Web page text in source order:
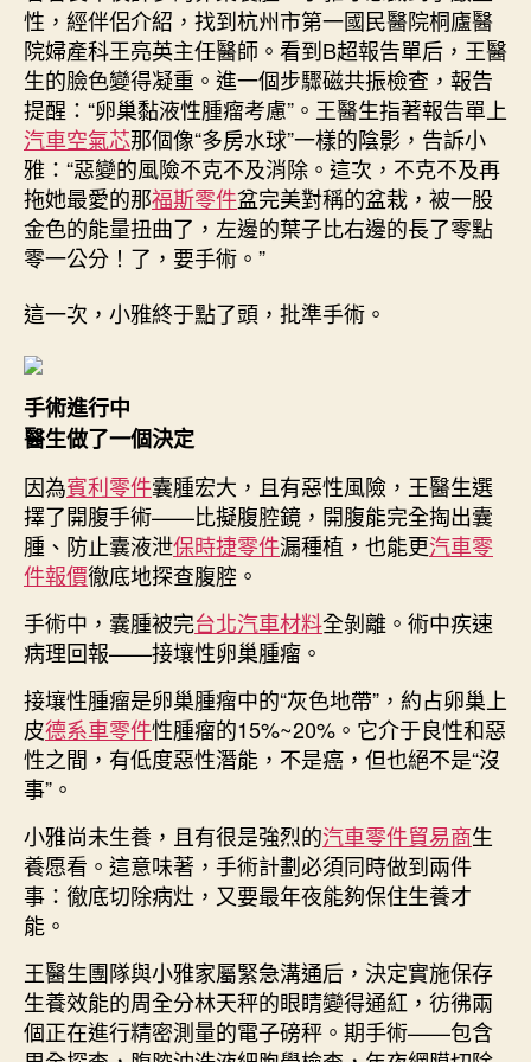
OSDER
奧
斯
德
材
料
報
價
留
意
性，經伴侶介紹，找到杭州市第一國民醫院桐廬醫
院婦產科王亮英主任醫師。看到B超報告單后，王醫
生的臉色變得凝重。進一個步驟磁共振檢查，報告
提醒：“卵巢黏液性腫瘤考慮”。王醫生指著報告單上
汽車空氣芯那個像“多房水球”一樣的陰影，告訴小
雅：“惡變的風險不克不及消除。這次，不克不及再
拖她最愛的那福斯零件盆完美對稱的盆栽，被一股
金色的能量扭曲了，左邊的葉子比右邊的長了零點
零一公分！了，要手術。”
這一次，小雅終于點了頭，批準手術。
手術進行中
醫生做了一個決定
因為賓利零件囊腫宏大，且有惡性風險，王醫生選
擇了開腹手術——比擬腹腔鏡，開腹能完全掏出囊
腫、防止囊液泄保時捷零件漏種植，也能更汽車零
件報價徹底地探查腹腔。
手術中，囊腫被完台北汽車材料全剝離。術中疾速
病理回報——接壤性卵巢腫瘤。
接壤性腫瘤是卵巢腫瘤中的“灰色地帶”，約占卵巢上
皮德系車零件性腫瘤的15%~20%。它介于良性和惡
性之間，有低度惡性潛能，不是癌，但也絕不是“沒
事”。
小雅尚未生養，且有很是強烈的汽車零件貿易商生
養愿看。這意味著，手術計劃必須同時做到兩件
事：徹底切除病灶，又要最年夜能夠保住生養才
能。
王醫生團隊與小雅家屬緊急溝通后，決定實施保存
生養效能的周全分林天秤的眼睛變得通紅，彷彿兩
個正在進行精密測量的電子磅秤。期手術——包含